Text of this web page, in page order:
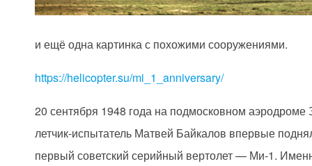
и ещё одна картинка с похожими сооружениями.
https://helicopter.su/mi_1_anniversary/
20 сентября 1948 года на подмосковном аэродроме
летчик-испытатель Матвей Байкалов впервые
первый советский серийный вертолет — Ми-1.